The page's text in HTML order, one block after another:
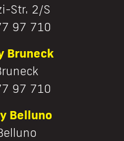
Str. 2/S
97 710
Bruneck
97 710
Belluno